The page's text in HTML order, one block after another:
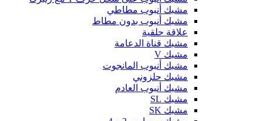
مشبك أنبوب مطاطي
مشبك أنبوب بدون مطاط
علاقة حلقية
مشبك قناة الدعامة
مشبك V
مشبك أنبوب المانجوت
مشبك حلزوني
مشبك أنبوب العادم
مشبك SL
مشبك SK